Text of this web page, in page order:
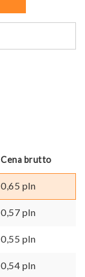
Cena brutto
0,65 pln
0,57 pln
0,55 pln
0,54 pln